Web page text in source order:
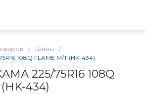
/ Шины
/
108Q FLAME M/T (HK-434)
225/75R16 108Q
434)